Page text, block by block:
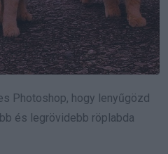
Photoshop, hogy lenyűgözd
és legrövidebb röplabda